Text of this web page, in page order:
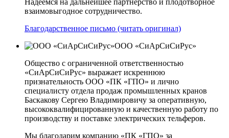
Надеемся на дальнейшее партнерство и плодотворное
взаимовыгодное сотрудничество.
Благодарственное письмо (читать оригинал)
ООО «СиАрСиСиРус»
Общество с ограниченной ответственностью
«СиАрСиСиРус» выражает искреннюю
признательность ООО «ПК «ГПО» и лично
специалисту отдела продаж промышленных кранов
Баскакову Сергею Владимировичу за оперативную,
высококвалифицированную и качественную работу по
производству и поставке электрических тельферов.
Мы благодарим компанию «ПК «ГПО» за